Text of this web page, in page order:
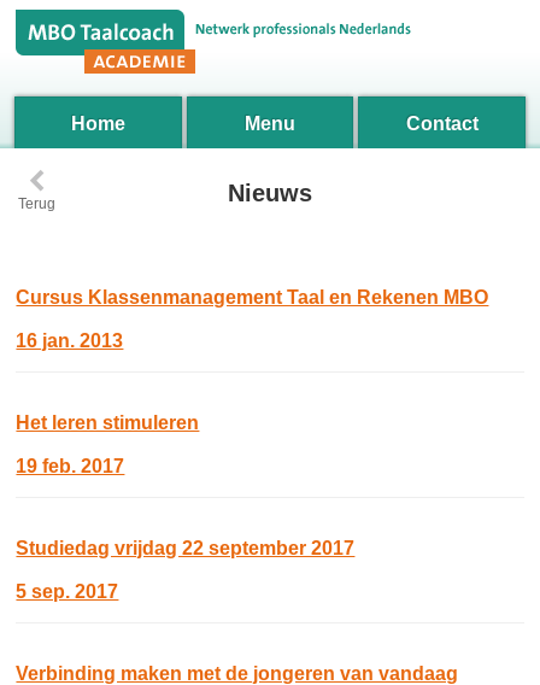
Home Menu Contact
‹
Terug Nieuws
Cursus Klassenmanagement Taal en Rekenen MBO
16 jan. 2013
Het leren stimuleren
19 feb. 2017
Studiedag vrijdag 22 september 2017
5 sep. 2017
Verbinding maken met de jongeren van vandaag